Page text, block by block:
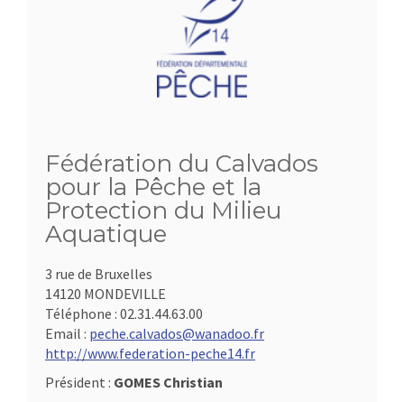
Fédération du Calvados
pour la Pêche et la
Protection du Milieu
Aquatique
3 rue de Bruxelles
14120 MONDEVILLE
Téléphone : 02.31.44.63.00
Email : peche.calvados@wanadoo.fr
http://www.federation-peche14.fr
Président : GOMES Christian